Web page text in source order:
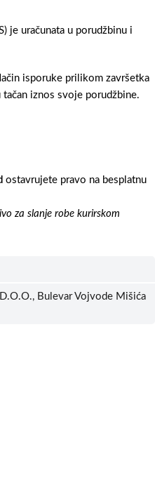
je uračunata u porudžbinu i
isporuke prilikom završetka
iznos svoje porudžbine.
ostavrujete pravo na besplatnu
za slanje robe kurirskom
Bulevar Vojvode Mišića